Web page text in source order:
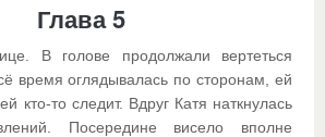
Глава 5
В голове продолжали вертеться
время оглядывалась по сторонам, ей
кто-то следит. Вдруг Катя наткнулась
Посередине висело вполне